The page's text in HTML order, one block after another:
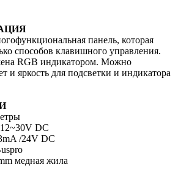
панель, которая
способов клавишного управления.
RGB индикатором. Можно
и яркость для подсветки и индикатора
DC
/24V DC
медная жила